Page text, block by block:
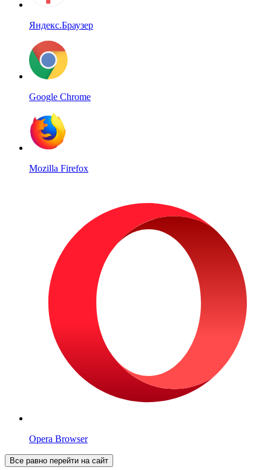
Яндекс.Браузер
Google Chrome
Mozilla Firefox
Opera Browser
Все равно перейти на сайт